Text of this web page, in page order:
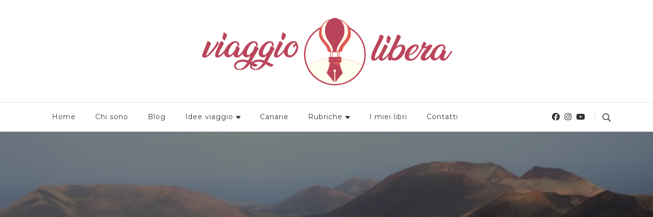
Viaggiolibera
Home Chi sono Blog Idee viaggio Canarie Rubriche I miei libri Contatti